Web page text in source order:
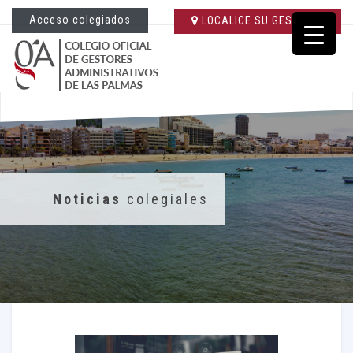
Acceso colegiados LOCALICE SU GESTORÍA
Noticias colegiales